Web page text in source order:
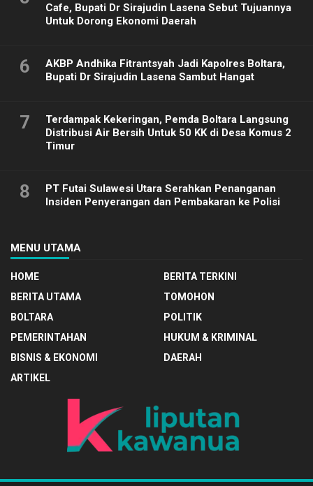
Cafe, Bupati Dr Sirajudin Lasena Sebut Tujuannya
Untuk Dorong Ekonomi Daerah
6
AKBP Andhika Fitrantsyah Jadi Kapolres Boltara,
Bupati Dr Sirajudin Lasena Sambut Hangat
7
Terdampak Kekeringan, Pemda Boltara Langsung
Distribusi Air Bersih Untuk 50 KK di Desa Komus 2
Timur
8
PT Futai Sulawesi Utara Serahkan Penanganan
Insiden Penyerangan dan Pembakaran ke Polisi
MENU UTAMA
HOME
BERITA TERKINI
BERITA UTAMA
TOMOHON
BOLTARA
POLITIK
PEMERINTAHAN
HUKUM & KRIMINAL
BISNIS & EKONOMI
DAERAH
ARTIKEL